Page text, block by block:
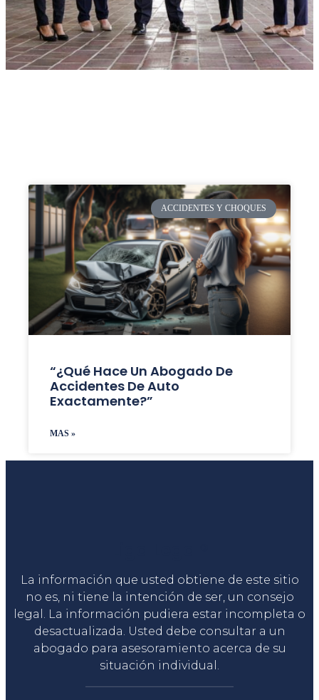
ACCIDENTES Y CHOQUES
“¿Qué Hace Un Abogado De
Accidentes De Auto
Exactamente?”
MAS »
La información que usted obtiene de este sitio
no es, ni tiene la intención de ser, un consejo
legal. La información pudiera estar incompleta o
desactualizada. Usted debe consultar a un
abogado para asesoramiento acerca de su
situación individual.